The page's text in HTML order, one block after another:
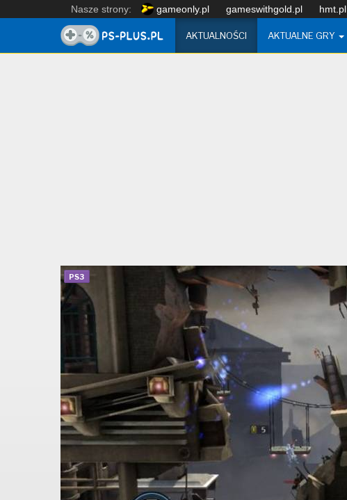
Nasze strony: gameonly.pl gameswithgold.pl hmt.pl
AKTUALNOŚCI AKTUALNE GRY
PS3